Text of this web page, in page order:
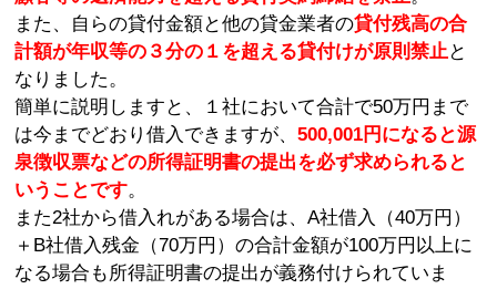
また、自らの貸付金額と他の貸金業者の貸付残高の合
計額が年収等の３分の１を超える貸付けが原則禁止と
なりました。
簡単に説明しますと、１社において合計で50万円まで
は今までどおり借入できますが、500,001円になると源
泉徴収票などの所得証明書の提出を必ず求められると
いうことです。
また2社から借入れがある場合は、A社借入（40万円）
＋B社借入残金（70万円）の合計金額が100万円以上に
なる場合も所得証明書の提出が義務付けられていま